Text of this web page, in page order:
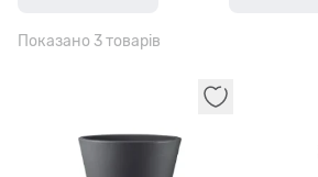
Показано 3 товарів